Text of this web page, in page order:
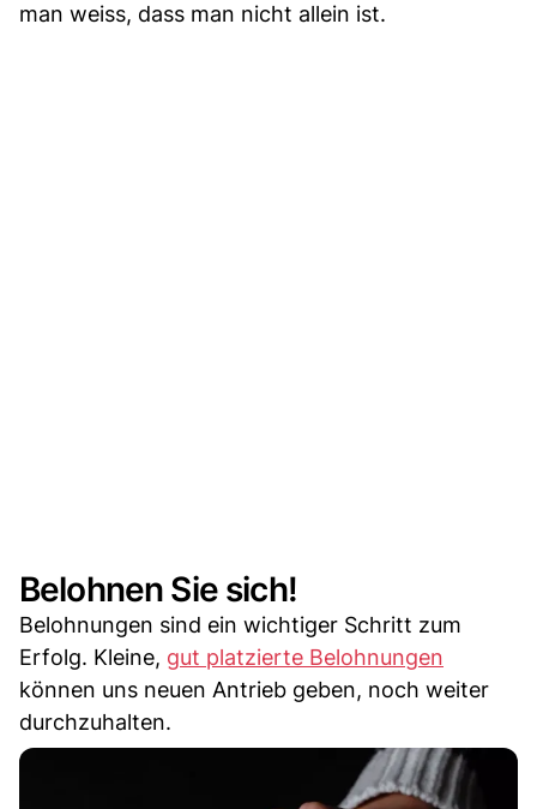
man weiss, dass man nicht allein ist.
Belohnen Sie sich!
Belohnungen sind ein wichtiger Schritt zum
Erfolg. Kleine, gut platzierte Belohnungen
können uns neuen Antrieb geben, noch weiter
durchzuhalten.